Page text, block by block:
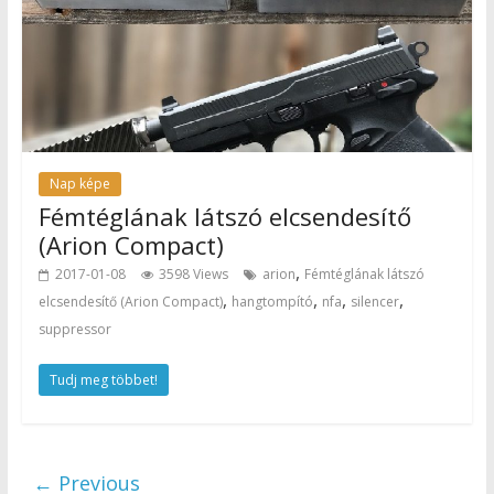
Nap képe
Fémtéglának látszó elcsendesítő
(Arion Compact)
2017-01-08 3598 Views arion, Fémtéglának látszó
elcsendesítő (Arion Compact), hangtompító, nfa, silencer,
suppressor
Tudj meg többet!
← Previous